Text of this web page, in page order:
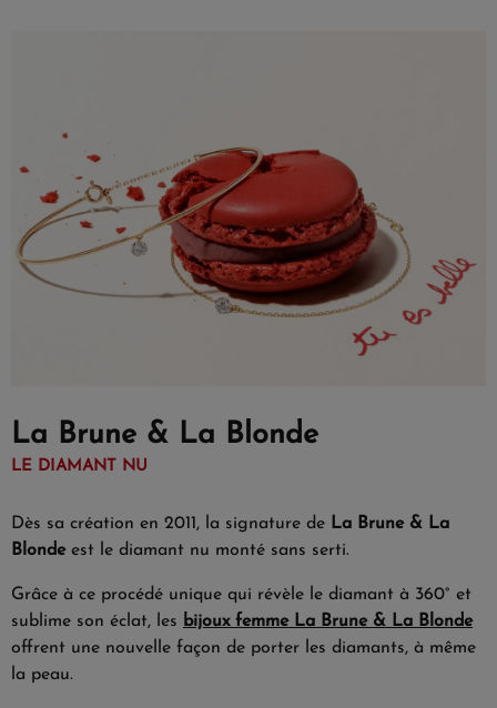
La Brune & La Blonde
LE DIAMANT NU
Dès sa création en 2011, la signature de La Brune & La
Blondeest le diamant nu monté sans serti.
Grâce à ce procédé unique qui révèle le diamant à 360° et
sublime son éclat, les bijoux femme La Brune & La Blonde
offrent une nouvelle façon de porter les diamants, à même
la peau.